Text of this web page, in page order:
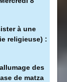
à une
religieuse) :
des
de matza